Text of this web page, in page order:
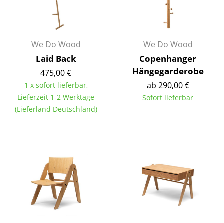
Hängeleuchten & Deckenleuchten
Tischleuchten
Schreibtischleuchten
Stehleuchten & Leseleuchten
Bodenleuchten
Wandleuchten
... alle Leuchten
Betten
Doppelbetten
We Do Wood
Laid Back
475,00 €
1 x sofort lieferbar,
Lieferzeit 1-2 Werktage
(Lieferland Deutschland)
We Do Wood
Copenhanger
Hängegarderobe
ab 290,00 €
Sofort lieferbar